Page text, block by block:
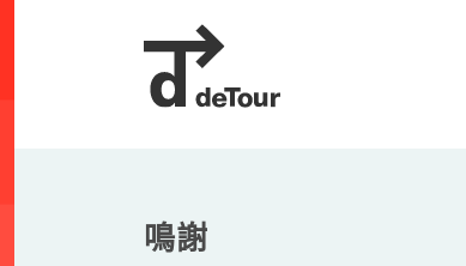
鳴謝